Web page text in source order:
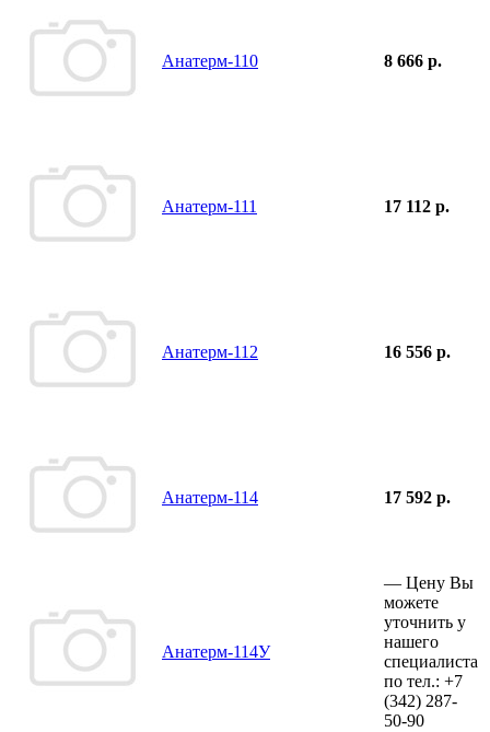
Анатерм-110 8 666 р.
Анатерм-111 17 112 р.
Анатерм-112 16 556 р.
Анатерм-114 17 592 р.
Анатерм-114У
— Цену Вы
можете
уточнить у
нашего
специалиста
по тел.: +7
(342) 287-
50-90